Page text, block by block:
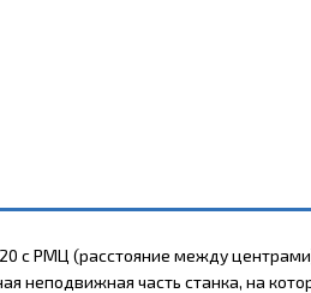
с РМЦ (расстояние между
неподвижная часть станка, на